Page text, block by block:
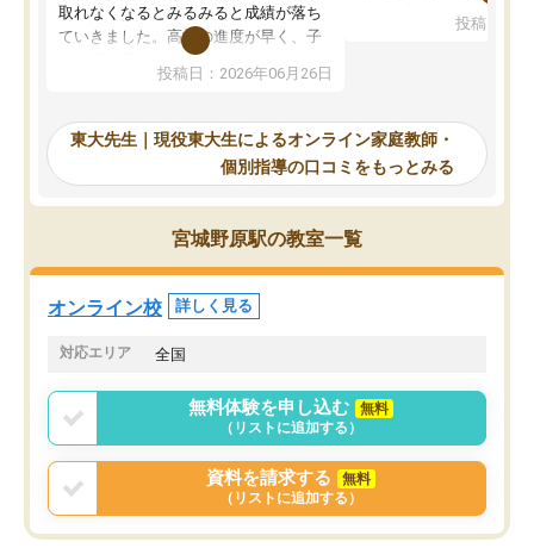
取れなくなるとみるみると成績が落ち
ていきました。高校の進度が早く、子
供も家に帰って勉強の話すると嫌な反
応を示します。東大先生にお願いして
れるので、親としても安心です。毎日
使える自習室とかもあり、わからない
ところがあれば先生が回答してくれる
のも重宝しています。
投稿日：2026年06月26日
で、当初は模試でD判定
自習室が毎日使えていつ
るのが心強かったよう
謝です。
投稿日：
東大先生｜現役東大生によるオンライン家庭教師・
個別指導の口コミをもっとみる
宮城野原駅の教室一覧
オンライン校 詳しく見る
対応エリア 全国
無料体験を申し込む
無料
（リストに追加する）
資料を請求する
無料
（リストに追加する）